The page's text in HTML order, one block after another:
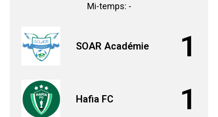
Mi-temps: -
SOAR Académie 1
Hafia FC 1